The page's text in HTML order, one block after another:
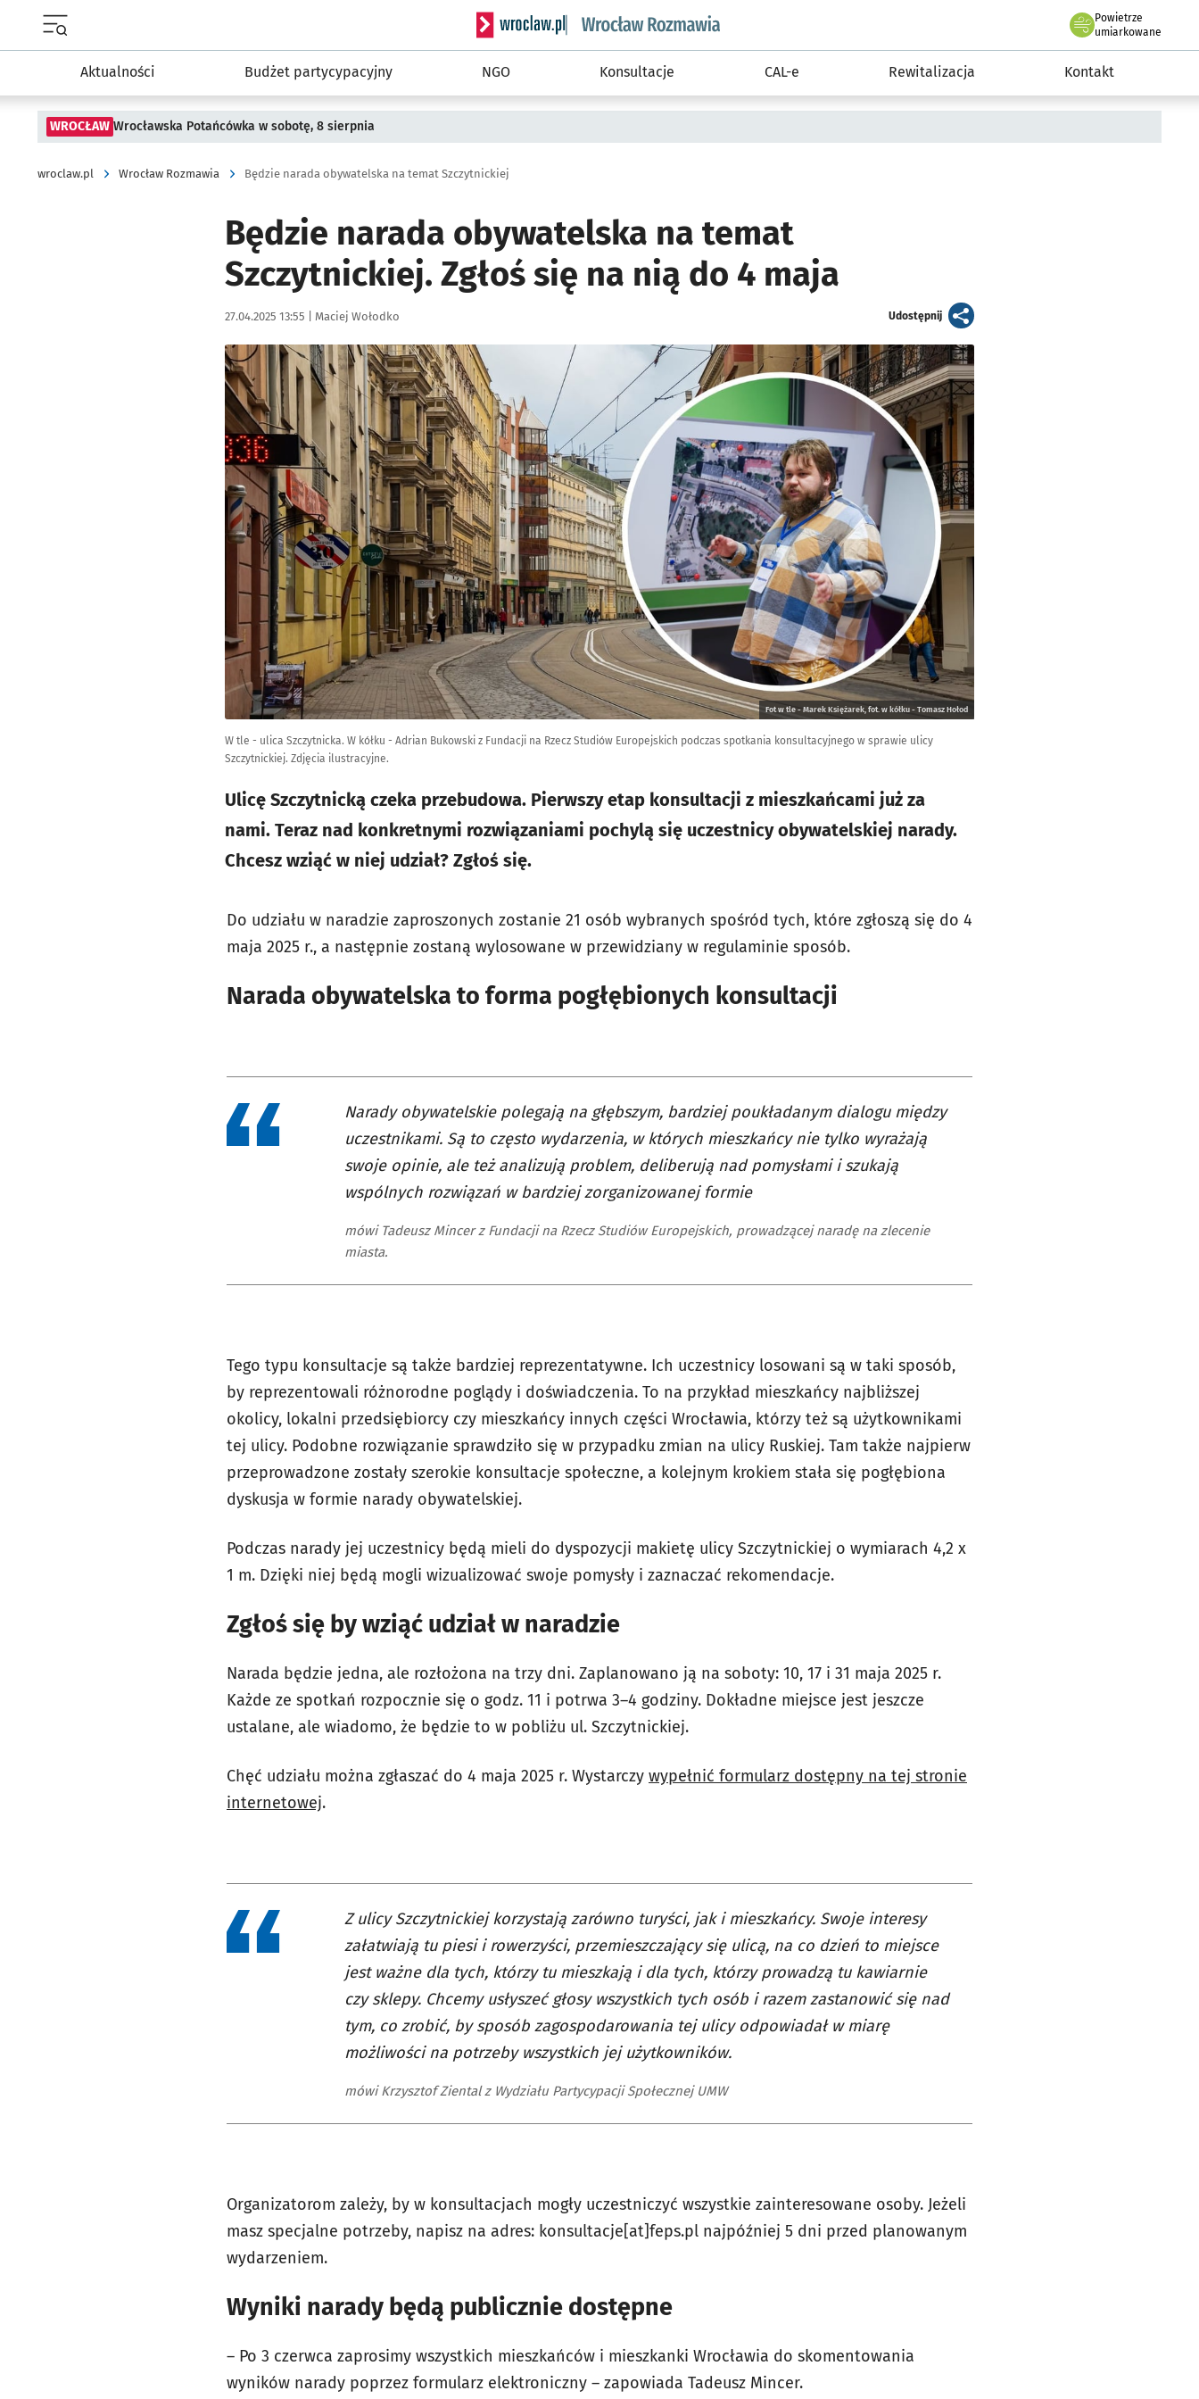
Serwis informacyjny wroclaw.pl podserwis: Rozmawia
Powietrze
we Wrocławiu
umiarkowane
Aktualności Budżet partycypacyjny NGO Konsultacje CAL-e Rewitalizacja Kontakt
WROCŁAW Wrocławska Potańcówka w sobotę, 8 sierpnia
wroclaw.pl Wrocław Rozmawia Będzie narada obywatelska na temat Szczytnickiej
Będzie narada obywatelska na temat
Szczytnickiej. Zgłoś się na nią do 4 maja
Data publikacji:
27.04.2025 13:55 | Autor:
Maciej Wołodko Udostępnijartykuł
Kliknij, aby powiększyć
Fot w tle - Marek Księżarek, fot. w kółku - Tomasz Hołod
W tle - ulica Szczytnicka. W kółku - Adrian Bukowski z Fundacji na Rzecz Studiów Europejskich podczas spotkania konsultacyjnego w sprawie ulicy
Szczytnickiej. Zdjęcia ilustracyjne.
Ulicę Szczytnicką czeka przebudowa. Pierwszy etap konsultacji z mieszkańcami już za
nami. Teraz nad konkretnymi rozwiązaniami pochylą się uczestnicy obywatelskiej narady.
Chcesz wziąć w niej udział? Zgłoś się.
Do udziału w naradzie zaproszonych zostanie 21 osób wybranych spośród tych, które zgłoszą się do 4
maja 2025 r., a następnie zostaną wylosowane w przewidziany w regulaminie sposób.
Narada obywatelska to forma pogłębionych konsultacji
Narady obywatelskie polegają na głębszym, bardziej poukładanym dialogu między
uczestnikami. Są to często wydarzenia, w których mieszkańcy nie tylko wyrażają
swoje opinie, ale też analizują problem, deliberują nad pomysłami i szukają
wspólnych rozwiązań w bardziej zorganizowanej formie
mówi Tadeusz Mincer z Fundacji na Rzecz Studiów Europejskich, prowadzącej naradę na zlecenie
miasta.
Tego typu konsultacje są także bardziej reprezentatywne. Ich uczestnicy losowani są w taki sposób,
by reprezentowali różnorodne poglądy i doświadczenia. To na przykład mieszkańcy najbliższej
okolicy, lokalni przedsiębiorcy czy mieszkańcy innych części Wrocławia, którzy też są użytkownikami
tej ulicy. Podobne rozwiązanie sprawdziło się w przypadku zmian na ulicy Ruskiej. Tam także najpierw
przeprowadzone zostały szerokie konsultacje społeczne, a kolejnym krokiem stała się pogłębiona
dyskusja w formie narady obywatelskiej.
Podczas narady jej uczestnicy będą mieli do dyspozycji makietę ulicy Szczytnickiej o wymiarach 4,2 x
1 m. Dzięki niej będą mogli wizualizować swoje pomysły i zaznaczać rekomendacje.
Zgłoś się by wziąć udział w naradzie
Narada będzie jedna, ale rozłożona na trzy dni. Zaplanowano ją na soboty: 10, 17 i 31 maja 2025 r.
Każde ze spotkań rozpocznie się o godz. 11 i potrwa 3–4 godziny. Dokładne miejsce jest jeszcze
ustalane, ale wiadomo, że będzie to w pobliżu ul. Szczytnickiej.
Chęć udziału można zgłaszać do 4 maja 2025 r. Wystarczy wypełnić formularz dostępny na tej stronie
internetowej.
Z ulicy Szczytnickiej korzystają zarówno turyści, jak i mieszkańcy. Swoje interesy
załatwiają tu piesi i rowerzyści, przemieszczający się ulicą, na co dzień to miejsce
jest ważne dla tych, którzy tu mieszkają i dla tych, którzy prowadzą tu kawiarnie
czy sklepy. Chcemy usłyszeć głosy wszystkich tych osób i razem zastanowić się nad
tym, co zrobić, by sposób zagospodarowania tej ulicy odpowiadał w miarę
możliwości na potrzeby wszystkich jej użytkowników.
mówi Krzysztof Ziental z Wydziału Partycypacji Społecznej UMW
Organizatorom zależy, by w konsultacjach mogły uczestniczyć wszystkie zainteresowane osoby. Jeżeli
masz specjalne potrzeby, napisz na adres: konsultacje[at]feps.pl najpóźniej 5 dni przed planowanym
wydarzeniem.
Wyniki narady będą publicznie dostępne
– Po 3 czerwca zaprosimy wszystkich mieszkańców i mieszkanki Wrocławia do skomentowania
wyników narady poprzez formularz elektroniczny – zapowiada Tadeusz Mincer.